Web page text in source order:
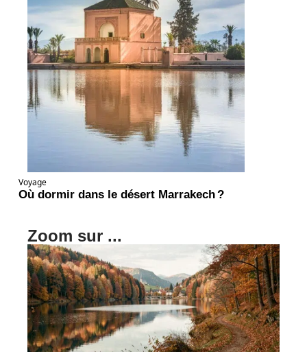
Voyage
Où dormir dans le désert Marrakech ?
Zoom sur ...